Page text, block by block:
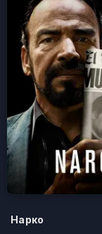
Нарко